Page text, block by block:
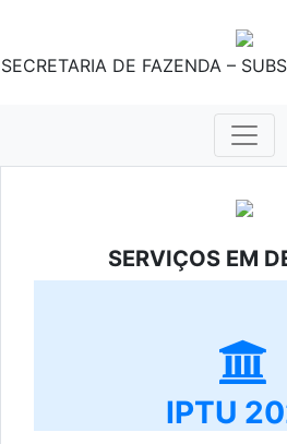
SECRETARIA DE FAZENDA –
SERVIÇOS EM
IPTU